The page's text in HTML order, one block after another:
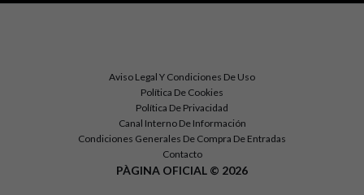
Aviso Legal Y Condiciones De Uso
Política De Cookies
Política De Privacidad
Canal Interno De Información
Condiciones Generales De Compra De Entradas
Contacto
PÀGINA OFICIAL © 2026